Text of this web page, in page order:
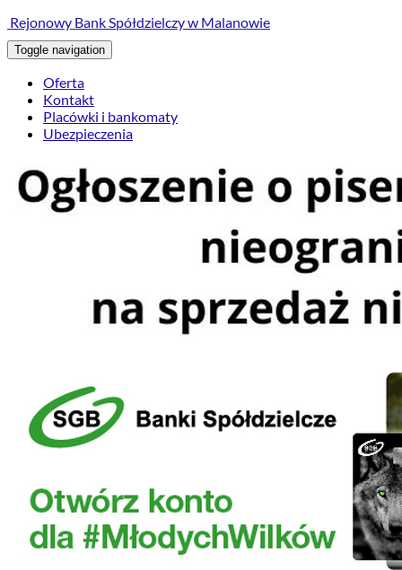
Rejonowy Bank Spółdzielczy w Malanowie
Toggle navigation
Oferta
Kontakt
Placówki i bankomaty
Ubezpieczenia